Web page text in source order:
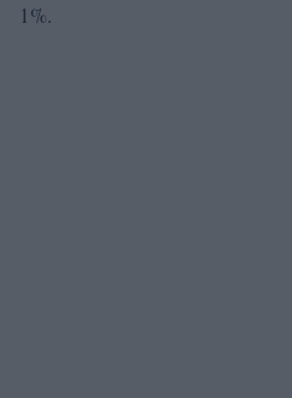
1%.